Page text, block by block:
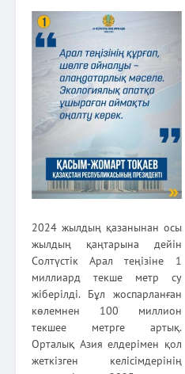
2024 жылдың қазанынан осы
жылдың қаңтарына дейін
Солтүстік Арал теңізіне 1
миллиард текше метр су
жіберілді. Бұл жоспарланған
көлемнен 100 миллион
текшее метрге артық.
Орталық Азия елдерімен қол
жеткізген келісімдерінің